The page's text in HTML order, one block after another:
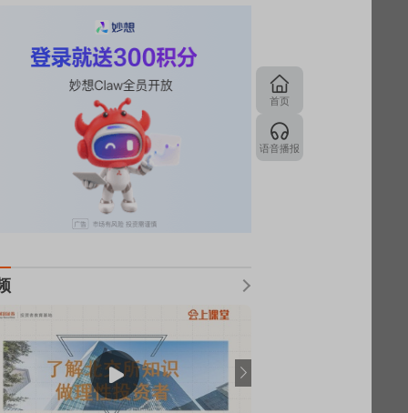
首页
语音播报